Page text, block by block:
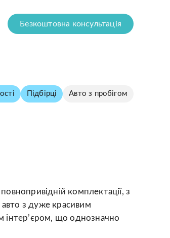
Безкоштовна консультація
Підбірці Авто з пробігом
комплектації, з
авто з дуже красивим
інтерʼєром, що однозначно